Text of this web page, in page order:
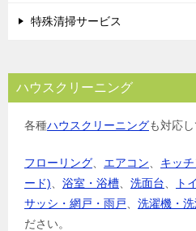
特殊清掃サービス
ハウスクリーニング
各種ハウスクリーニングも対応し
フローリング エアコン キッ
ード)
浴室・浴槽 洗面台 ト
サッシ・網戸・雨戸
洗濯機・
ださい。